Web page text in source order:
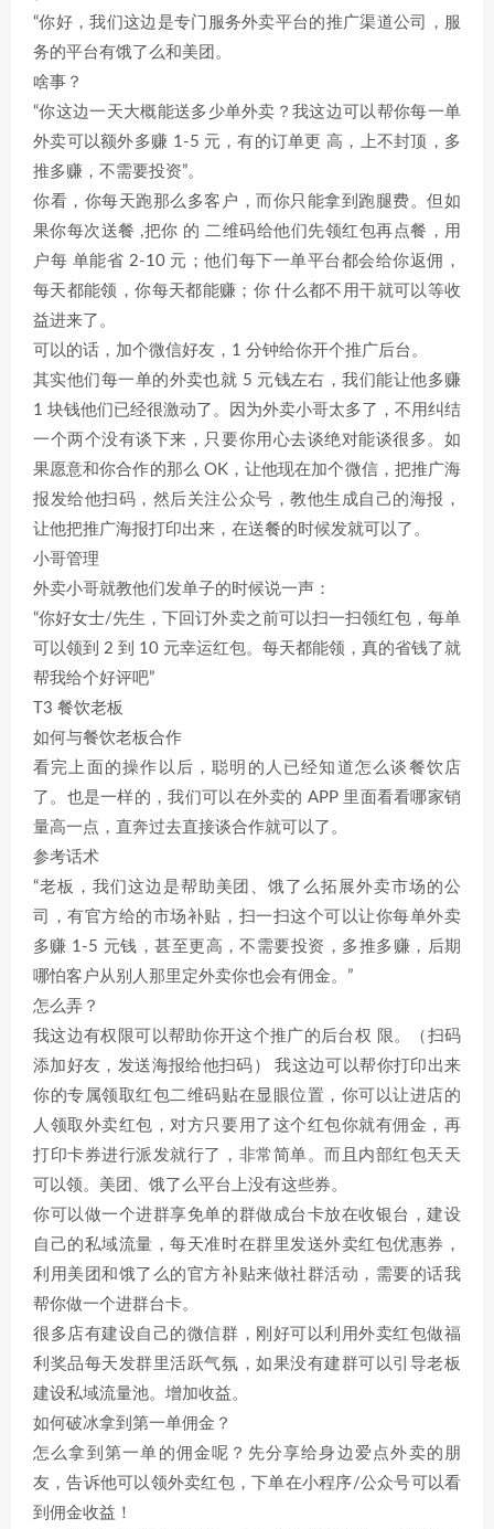
“你好，我们这边是专门服务外卖平台的推广渠道公司，服
务的平台有饿了么和美团。
啥事？
“你这边一天大概能送多少单外卖？我这边可以帮你每一单
外卖可以额外多赚 1-5 元，有的订单更 高，上不封顶，多
推多赚，不需要投资”。
你看，你每天跑那么多客户，而你只能拿到跑腿费。但如
果你每次送餐 ,把你 的 二维码给他们先领红包再点餐，用
户每 单能省 2-10 元；他们每下一单平台都会给你返佣，
每天都能领，你每天都能赚；你 什么都不用干就可以等收
益进来了。
可以的话，加个微信好友，1 分钟给你开个推广后台。
其实他们每一单的外卖也就 5 元钱左右，我们能让他多赚
1 块钱他们已经很激动了。因为外卖小哥太多了，不用纠结
一个两个没有谈下来，只要你用心去谈绝对能谈很多。如
果愿意和你合作的那么 OK，让他现在加个微信，把推广海
报发给他扫码，然后关注公众号，教他生成自己的海报，
让他把推广海报打印出来，在送餐的时候发就可以了。
小哥管理
外卖小哥就教他们发单子的时候说一声：
“你好女士/先生，下回订外卖之前可以扫一扫领红包，每单
可以领到 2 到 10 元幸运红包。每天都能领，真的省钱了就
帮我给个好评吧”
T3 餐饮老板
如何与餐饮老板合作
看完上面的操作以后，聪明的人已经知道怎么谈餐饮店
了。也是一样的，我们可以在外卖的 APP 里面看看哪家销
量高一点，直奔过去直接谈合作就可以了。
参考话术
“老板，我们这边是帮助美团、饿了么拓展外卖市场的公
司，有官方给的市场补贴，扫一扫这个可以让你每单外卖
多赚 1-5 元钱，甚至更高，不需要投资，多推多赚，后期
哪怕客户从别人那里定外卖你也会有佣金。”
怎么弄？
我这边有权限可以帮助你开这个推广的后台权 限。（扫码
添加好友，发送海报给他扫码） 我这边可以帮你打印出来
你的专属领取红包二维码贴在显眼位置，你可以让进店的
人领取外卖红包，对方只要用了这个红包你就有佣金，再
打印卡券进行派发就行了，非常简单。而且内部红包天天
可以领。美团、饿了么平台上没有这些券。
你可以做一个进群享免单的群做成台卡放在收银台，建设
自己的私域流量，每天准时在群里发送外卖红包优惠券，
利用美团和饿了么的官方补贴来做社群活动，需要的话我
帮你做一个进群台卡。
很多店有建设自己的微信群，刚好可以利用外卖红包做福
利奖品每天发群里活跃气氛，如果没有建群可以引导老板
建设私域流量池。增加收益。
如何破冰拿到第一单佣金？
怎么拿到第一单的佣金呢？先分享给身边爱点外卖的朋
友，告诉他可以领外卖红包，下单在小程序/公众号可以看
到佣金收益！